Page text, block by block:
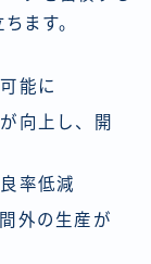
ます。
能に
向上し、開
率低減
外の生産が